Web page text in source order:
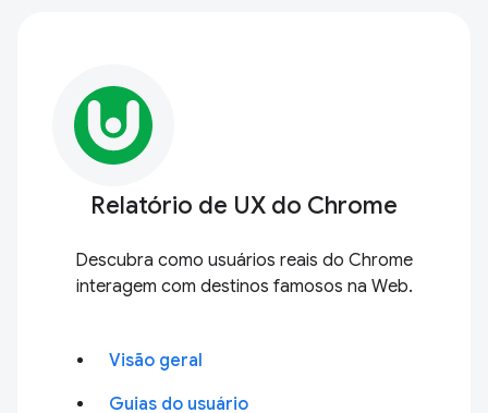
Relatório de UX do Chrome
Descubra como usuários reais do Chrome
interagem com destinos famosos na Web.
Visão geral
Guias do usuário